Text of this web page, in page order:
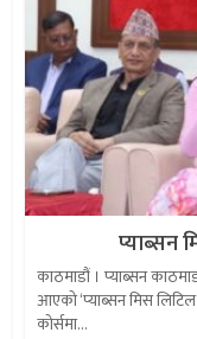
प्याब्सन
काठमाडौं । प्याब्सन
आएको ‘प्याब्सन मिस
कोर्समा...